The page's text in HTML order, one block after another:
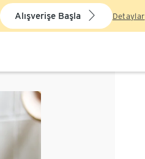
Alışverişe Başla Detaylar